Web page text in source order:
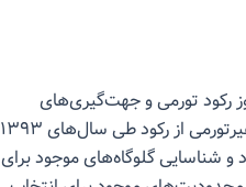
رکود تورمی و جهت‌گیری‌های
برون‌رفت از آن” به تبیین تفصیلی برنامه‌های دولت برای خروج غیرتورمی از رکود طی سال‌های ۱۳۹۳
و شناسایی گلوگاه‌های موجود برای